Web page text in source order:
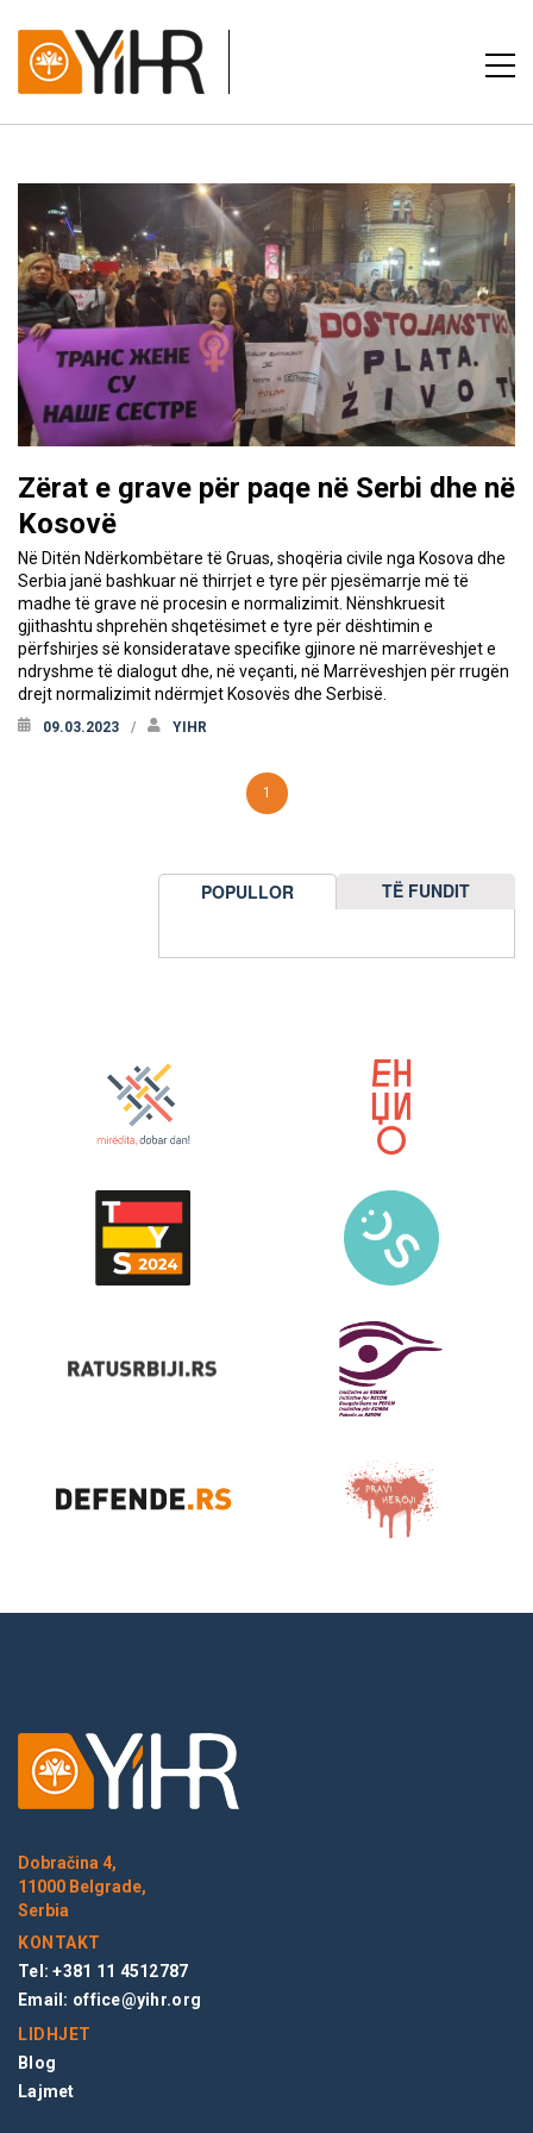
Zërat e grave për paqe në Serbi dhe në
Kosovë
Në Ditën Ndërkombëtare të Gruas, shoqëria civile nga Kosova dhe
Serbia janë bashkuar në thirrjet e tyre për pjesëmarrje më të
madhe të grave në procesin e normalizimit. Nënshkruesit
gjithashtu shprehën shqetësimet e tyre për dështimin e
përfshirjes së konsideratave specifike gjinore në marrëveshjet e
ndryshme të dialogut dhe, në veçanti, në Marrëveshjen për rrugën
drejt normalizimit ndërmjet Kosovës dhe Serbisë.
09.03.2023 YIHR
1
POPULLOR TË FUNDIT
Dobračina 4,
11000 Belgrade,
Serbia
KONTAKT
Tel: +381 11 4512787
Email: office@yihr.org
LIDHJET
Blog
Lajmet